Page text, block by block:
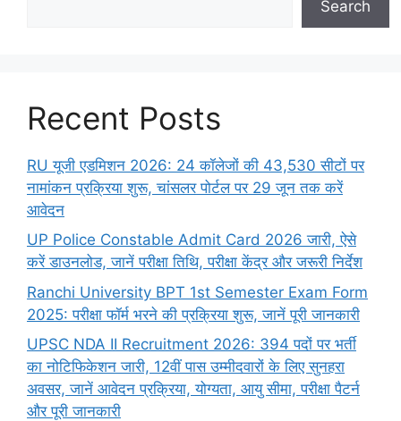
Search
Recent Posts
RU यूजी एडमिशन 2026: 24 कॉलेजों की 43,530 सीटों पर
नामांकन प्रक्रिया शुरू, चांसलर पोर्टल पर 29 जून तक करें
आवेदन
UP Police Constable Admit Card 2026 जारी, ऐसे
करें डाउनलोड, जानें परीक्षा तिथि, परीक्षा केंद्र और जरूरी निर्देश
Ranchi University BPT 1st Semester Exam Form
2025: परीक्षा फॉर्म भरने की प्रक्रिया शुरू, जानें पूरी जानकारी
UPSC NDA II Recruitment 2026: 394 पदों पर भर्ती
का नोटिफिकेशन जारी, 12वीं पास उम्मीदवारों के लिए सुनहरा
अवसर, जानें आवेदन प्रक्रिया, योग्यता, आयु सीमा, परीक्षा पैटर्न
और पूरी जानकारी